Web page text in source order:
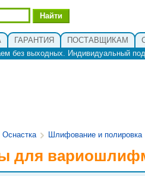
ГАРАНТИЯ ПОСТАВЩИКАМ
без выходных. Индивидуальный
Оснастка Шлифование и полировка
для